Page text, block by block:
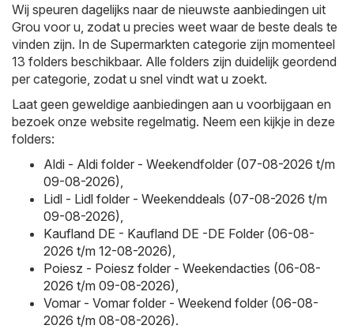
Wij speuren dagelijks naar de nieuwste aanbiedingen uit
Grou voor u, zodat u precies weet waar de beste deals te
vinden zijn. In de Supermarkten categorie zijn momenteel
13 folders beschikbaar. Alle folders zijn duidelijk geordend
per categorie, zodat u snel vindt wat u zoekt.
Laat geen geweldige aanbiedingen aan u voorbijgaan en
bezoek onze website regelmatig. Neem een kijkje in deze
folders:
Aldi - Aldi folder - Weekendfolder (07-08-2026 t/m
09-08-2026)
Lidl - Lidl folder - Weekenddeals (07-08-2026 t/m
09-08-2026)
Kaufland DE - Kaufland DE -DE Folder (06-08-
2026 t/m 12-08-2026)
Poiesz - Poiesz folder - Weekendacties (06-08-
2026 t/m 09-08-2026)
Vomar - Vomar folder - Weekend folder (06-08-
2026 t/m 08-08-2026).